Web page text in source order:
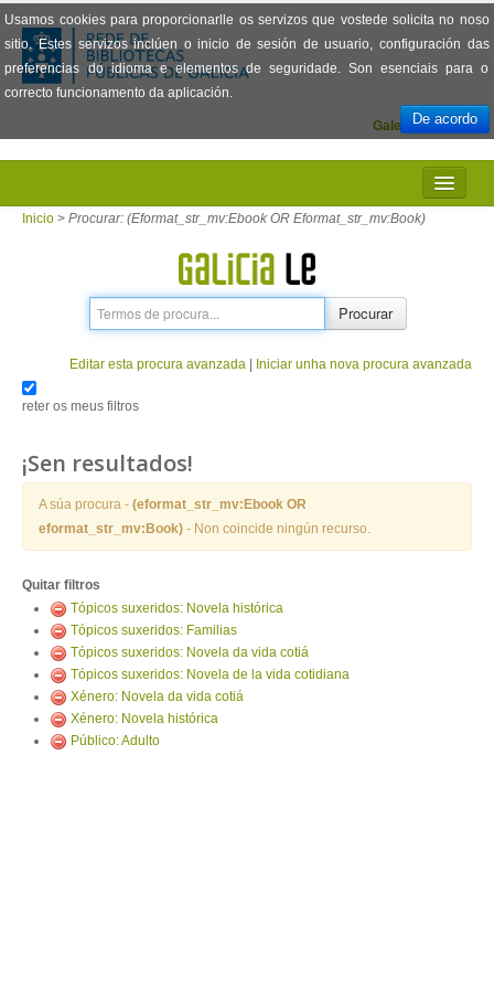
Usamos cookies para proporcionarlle os servizos que vostede solicita no noso
sitio. Estes servizos inclúen o inicio de sesión de usuario, configuración das
preferencias do idioma e elementos de seguridade. Son esenciais para o
correcto funcionamento da aplicación.
De acordo
Español
Galego
INICIO
PRÉSTAMO
ENTRAR
Inicio > Procurar: (Eformat_str_mv:Ebook OR Eformat_str_mv:Book)
Procurar
Editar esta procura avanzada Iniciar unha nova procura avanzada
reter os meus filtros
¡Sen resultados!
A súa procura - (eformat_str_mv:Ebook OR
eformat_str_mv:Book) - Non coincide ningún recurso.
Quitar filtros
Tópicos suxeridos: Novela histórica
Tópicos suxeridos: Familias
Tópicos suxeridos: Novela da vida cotiá
Tópicos suxeridos: Novela de la vida cotidiana
Xénero: Novela da vida cotiá
Xénero: Novela histórica
Público: Adulto